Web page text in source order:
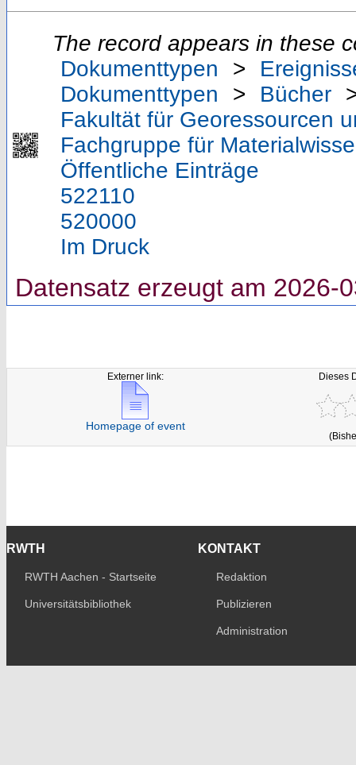
The record appears in these
Dokumenttypen
>
Dokumenttypen
> Bücher
Fakultät für Georessourcen
Fachgruppe für
Öffentliche Einträge
522110
520000
Im Druck
Datensatz erzeugt am 2026-
Externer link:
Homepage of event
Dieses
RWTH
RWTH Aachen - Startseite
Universitätsbibliothek
KONTAKT
Redaktion
Publizieren
Administration